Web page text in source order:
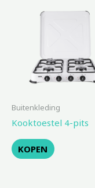
Buitenkleding
Kooktoestel 4-pits
KOPEN